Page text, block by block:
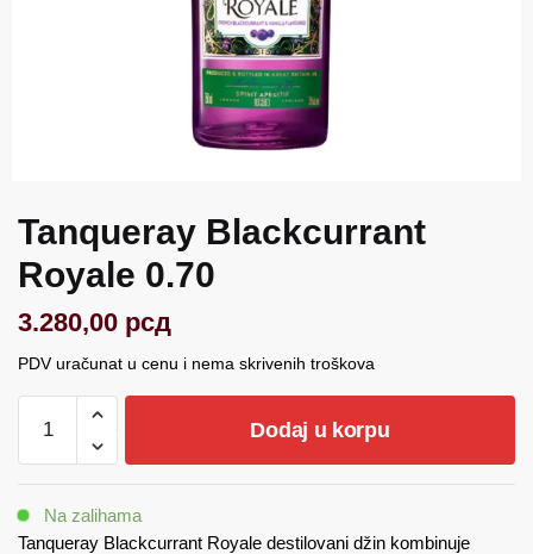
Tanqueray Blackcurrant
Royale 0.70
3.280,00 рсд
PDV uračunat u cenu i nema skrivenih troškova
Tanqueray
Blackcurrant
Royale
količina
Dodaj u korpu
Na zalihama
Tanqueray Blackcurrant Royale destilovani džin kombinuje